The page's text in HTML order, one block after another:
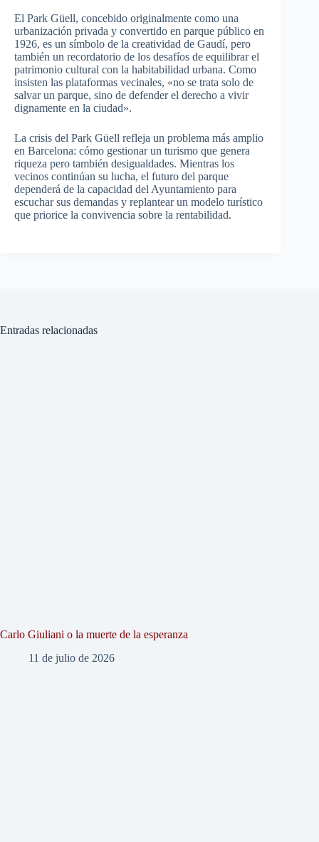
El Park Güell, concebido originalmente como una
urbanización privada y convertido en parque público en
1926, es un símbolo de la creatividad de Gaudí, pero
también un recordatorio de los desafíos de equilibrar el
patrimonio cultural con la habitabilidad urbana. Como
insisten las plataformas vecinales, «no se trata solo de
salvar un parque, sino de defender el derecho a vivir
dignamente en la ciudad».
La crisis del Park Güell refleja un problema más amplio
en Barcelona: cómo gestionar un turismo que genera
riqueza pero también desigualdades. Mientras los
vecinos continúan su lucha, el futuro del parque
dependerá de la capacidad del Ayuntamiento para
escuchar sus demandas y replantear un modelo turístico
que priorice la convivencia sobre la rentabilidad.
Entradas relacionadas
Carlo Giuliani o la muerte de la esperanza
11 de julio de 2026